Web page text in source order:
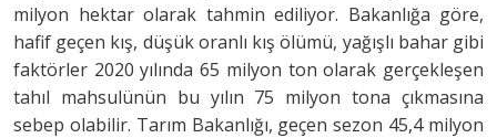
milyon hektar olarak tahmin ediliyor. Bakanlığa göre,
hafif geçen kış, düşük oranlı kış ölümü, yağışlı bahar gibi
faktörler 2020 yılında 65 milyon ton olarak gerçekleşen
tahıl mahsulünün bu yılın 75 milyon tona çıkmasına
sebep olabilir. Tarım Bakanlığı, geçen sezon 45,4 milyon